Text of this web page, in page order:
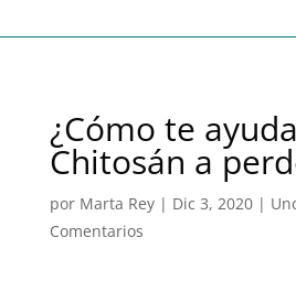
¿Cómo te
Chitosán a
por Marta Rey| Dic 3, 2020|
Comentarios